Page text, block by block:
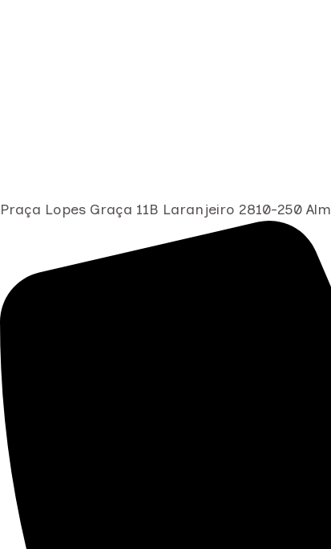
Praça Lopes Graça 11B Laranjeiro 2810-250